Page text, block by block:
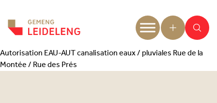
Autorisation EAU-AUT canalisation eaux / pluviales Rue de la
Montée / Rue des Prés